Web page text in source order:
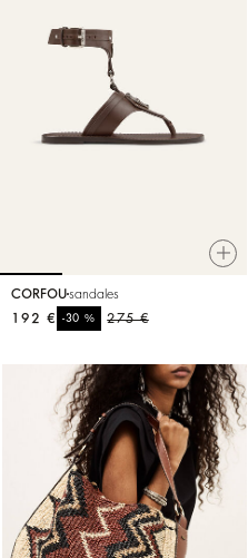
CORFOUsandales
275 €
-30%
192 €